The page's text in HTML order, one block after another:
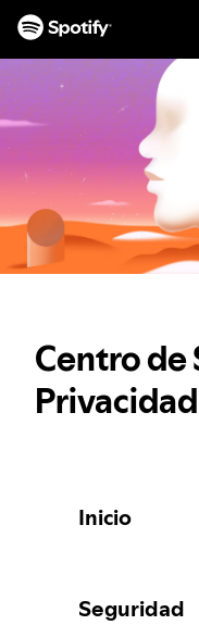
AL
CONTENIDO
Centro de
Privacidad
Inicio
Seguridad